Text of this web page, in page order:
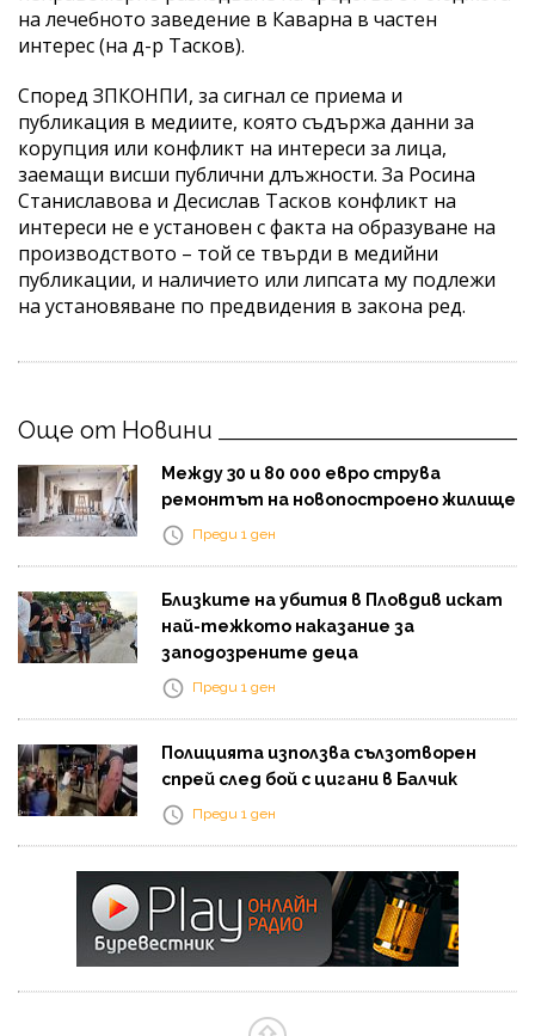
на лечебното заведение в Каварна в частен
интерес (на д-р Тасков).
Според ЗПКОНПИ, за сигнал се приема и
публикация в медиите, която съдържа данни за
корупция или конфликт на интереси за лица,
заемащи висши публични длъжности. За Росина
Станиславова и Десислав Тасков конфликт на
интереси не е установен с факта на образуване на
производството – той се твърди в медийни
публикации, и наличието или липсата му подлежи
на установяване по предвидения в закона ред.
Още от Новини
Между 30 и 80 000 евро струва
ремонтът на новопостроено жилище
Преди 1 ден
Близките на убития в Пловдив искат
най-тежкото наказание за
заподозрените деца
Преди 1 ден
Полицията използва сълзотворен
спрей след бой с цигани в Балчик
Преди 1 ден